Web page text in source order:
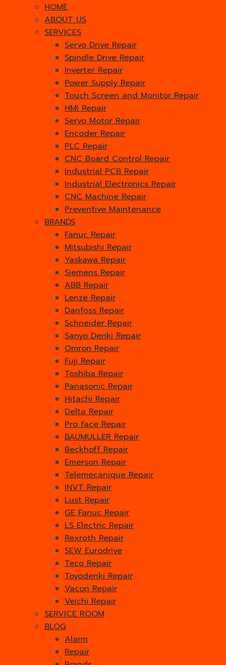
HOME
ABOUT US
SERVICES
Servo Drive Repair
Spindle Drive Repair
Inverter Repair
Power Supply Repair
Touch Screen and Monitor Repair
HMI Repair
Servo Motor Repair
Encoder Repair
PLC Repair
CNC Board Control Repair
Industrial PCB Repair
Industrial Electronics Repair
CNC Machine Repair
Preventive Maintenance
BRANDS
Fanuc Repair
Mitsubishi Repair
Yaskawa Repair
Siemens Repair
ABB Repair
Lenze Repair
Danfoss Repair
Schneider Repair
Sanyo Denki Repair
Omron Repair
Fuji Repair
Toshiba Repair
Panasonic Repair
Hitachi Repair
Delta Repair
Pro face Repair
BAUMULLER Repair
Beckhoff Repair
Emerson Repair
Telemecanique Repair
INVT Repair
Lust Repair
GE Fanuc Repair
LS Electric Repair
Rexroth Repair
SEW Eurodrive
Teco Repair
Toyodenki Repair
Vacon Repair
Veichi Repair
SERVICE ROOM
BLOG
Alarm
Repair